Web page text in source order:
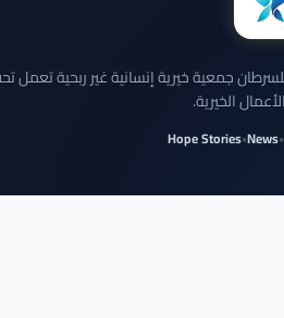
جمعية خيرية إنسانية غير ربحية تعمل
الخيرية.
•
News
•
Hope Stories